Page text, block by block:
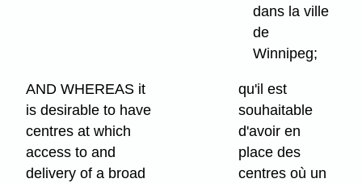
dans la ville
de
Winnipeg;
AND WHEREAS it
is desirable to have
centres at which
access to and
delivery of a broad
qu'il est
souhaitable
d'avoir en
place des
centres où un